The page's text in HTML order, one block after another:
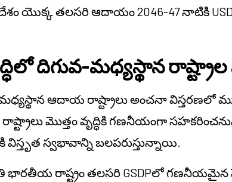
యొక్క తలసరి ఆదాయం 2046-47 నాటికి
దిగువ-మధ్యస్థాన రాష్ట్రాల
మధ్యస్థాన ఆదాయ రాష్ట్రాలు అంచనా విస్తరణలో
మొత్తం వృద్ధికి గణనీయంగా
విస్తృత స్వభావాన్ని బలపరుస్తున్నాయి.
భారతీయ రాష్ట్రం తలసరి GSDPలో గణనీయమైన